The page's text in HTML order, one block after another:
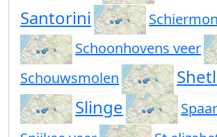
Santorini
Schoonhovens veer
Schouwsmolen
Slinge